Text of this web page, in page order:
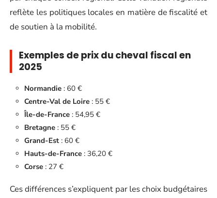
reflète les politiques locales en matière de fiscalité et
de soutien à la mobilité.
Exemples de prix du cheval fiscal en
2025
Normandie : 60 €
Centre-Val de Loire : 55 €
Île-de-France : 54,95 €
Bretagne : 55 €
Grand-Est : 60 €
Hauts-de-France : 36,20 €
Corse : 27 €
Ces différences s’expliquent par les choix budgétaires